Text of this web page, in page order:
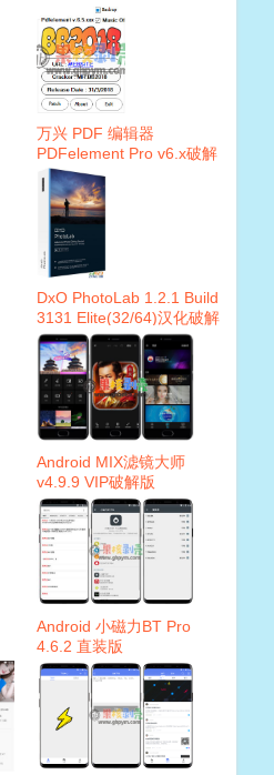
万兴 PDF 编辑器
PDFelement Pro v6.x破解
补丁
DxO PhotoLab 1.2.1 Build
3131 Elite(32/64)汉化破解
版
Android MIX滤镜大师
v4.9.9 VIP破解版
Android 小磁力BT Pro
4.6.2 直装版